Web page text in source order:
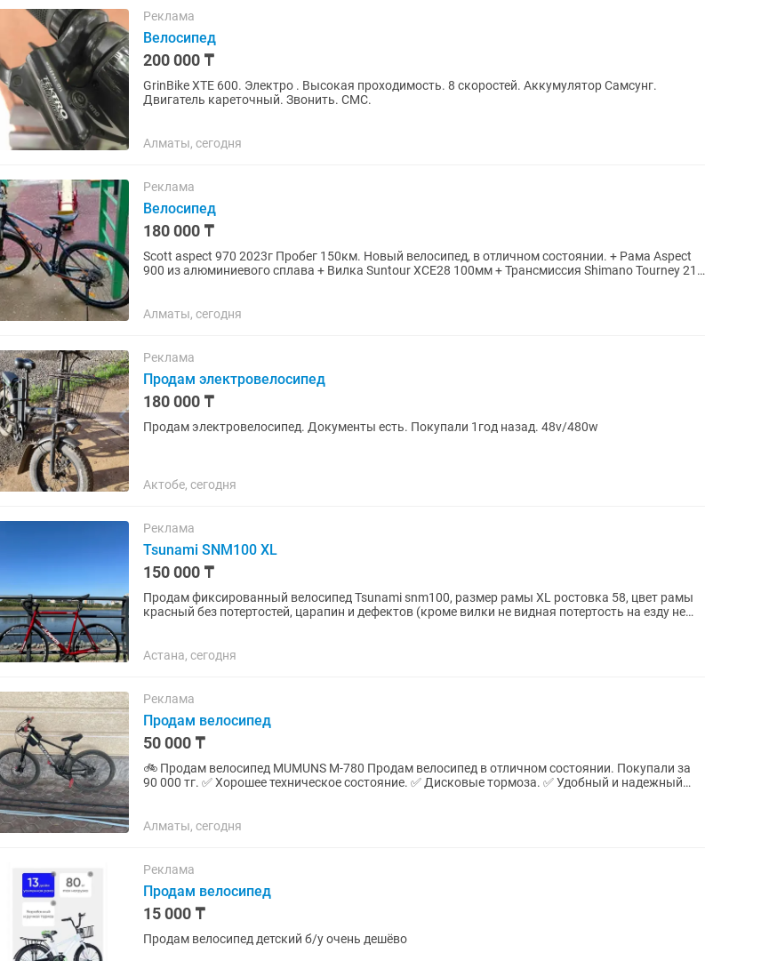
Реклама
Велосипед
200 000 ₸
GrinBike XTE 600. Электро . Высокая проходимость. 8 скоростей. Аккумулятор Самсунг.
Двигатель кареточный. Звонить. СМС.
Алматы, сегодня
Реклама
Велосипед
180 000 ₸
Scott aspect 970 2023г Пробег 150км. Новый велосипед, в отличном состоянии. + Рама Aspect
900 из алюминиевого сплава + Вилка Suntour XCE28 100мм + Трансмиссия Shimano Tourney 21
Алматы, сегодня
Реклама
Продам электровелосипед
180 000 ₸
Продам электровелосипед. Документы есть. Покупали 1год назад. 48v/480w
Актобе, сегодня
Реклама
Tsunami SNM100 XL
150 000 ₸
Продам фиксированный велосипед Tsunami snm100, размер рамы XL ростовка 58, цвет рамы
красный без потертостей, царапин и дефектов (кроме вилки не видная потертость на езду не
Астана, сегодня
Реклама
Продам велосипед
50 000 ₸
🚲 Продам велосипед MUMUNS M-780 Продам велосипед в отличном состоянии. Покупали за
90 000 тг. ✅ Хорошее техническое состояние. ✅ Дисковые тормоза. ✅ Удобный и надежный
Алматы, сегодня
Реклама
Продам велосипед
15 000 ₸
Продам велосипед детский б/у очень дешёво